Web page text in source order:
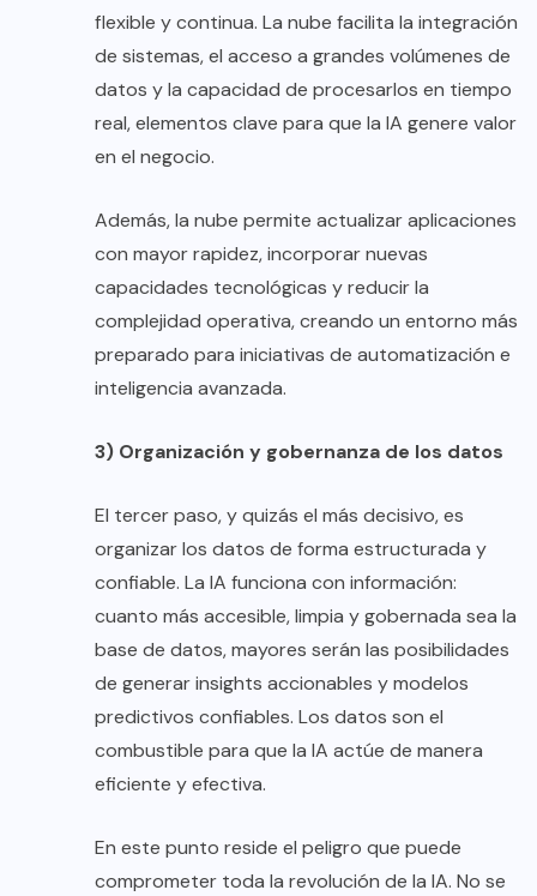
flexible y continua. La nube facilita la integración
de sistemas, el acceso a grandes volúmenes de
datos y la capacidad de procesarlos en tiempo
real, elementos clave para que la IA genere valor
en el negocio.
Además, la nube permite actualizar aplicaciones
con mayor rapidez, incorporar nuevas
capacidades tecnológicas y reducir la
complejidad operativa, creando un entorno más
preparado para iniciativas de automatización e
inteligencia avanzada.
3) Organización y gobernanza de los datos
El tercer paso, y quizás el más decisivo, es
organizar los datos de forma estructurada y
confiable. La IA funciona con información:
cuanto más accesible, limpia y gobernada sea la
base de datos, mayores serán las posibilidades
de generar insights accionables y modelos
predictivos confiables. Los datos son el
combustible para que la IA actúe de manera
eficiente y efectiva.
En este punto reside el peligro que puede
comprometer toda la revolución de la IA. No se